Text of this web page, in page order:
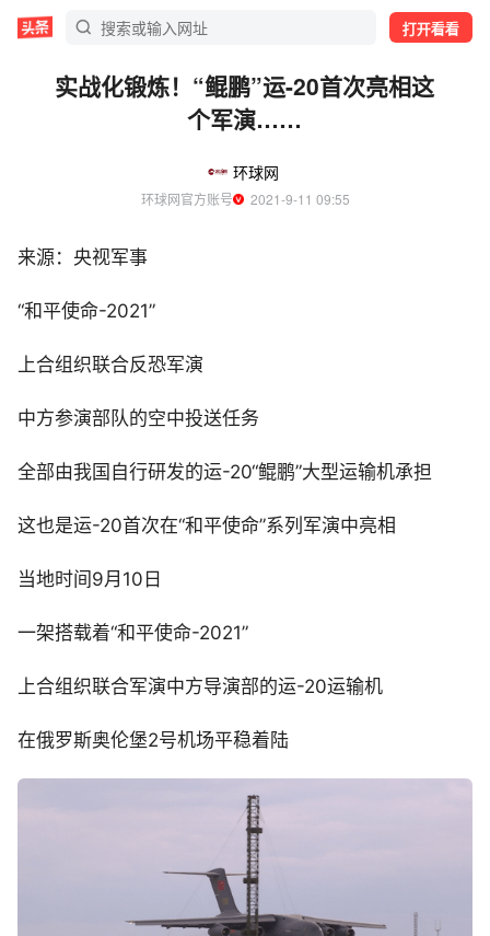
打开看看
实战化锻炼！“鲲鹏”运-20首次亮相这
个军演……
环球网
环球网官方账号
  2021-9-11 09:55
来源：央视军事
“和平使命-2021”
上合组织联合反恐军演
中方参演部队的空中投送任务
全部由我国自行研发的运-20“鲲鹏”大型运输机承担
这也是运-20首次在“和平使命”系列军演中亮相
当地时间9月10日
一架搭载着“和平使命-2021”
上合组织联合军演中方导演部的运-20运输机
在俄罗斯奥伦堡2号机场平稳着陆